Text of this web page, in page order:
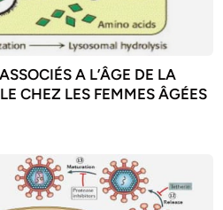
A L’ÂGE DE LA
CHEZ LES FEMMES ÂGÉES